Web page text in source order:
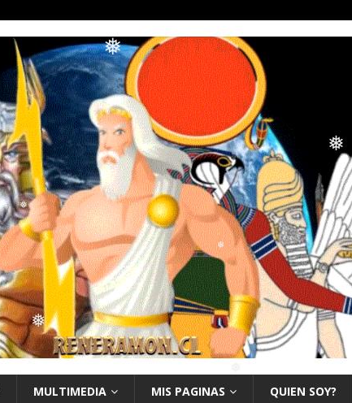
❅
❅
❅
❅
❅
❅
MULTIMEDIA MIS PAGINAS QUIEN SOY?